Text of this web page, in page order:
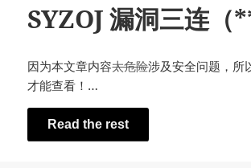
SYZOJ 漏洞三连（
因为本文章内容太危险涉及安全问题，所
才能查看！…
Read the rest